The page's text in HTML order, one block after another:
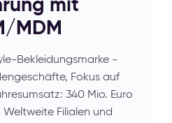
MDM
Bekleidungsmarke -
Fokus auf
340 Mio. Euro
Filialen und